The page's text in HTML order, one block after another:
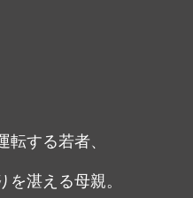
する若者、
湛える母親。